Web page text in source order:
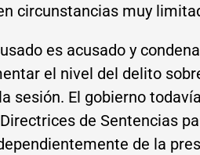
circunstancias muy
es acusado y
el nivel del delito
sesión. El gobierno
de Sentencias
de la